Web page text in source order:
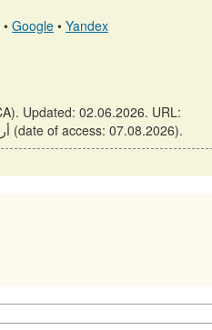
• Google • Yandex
https://library.africa/m/articles/view/أرينا-سوبولينكو-ومكسيم-ميرني (date of access: 07.08.2026).